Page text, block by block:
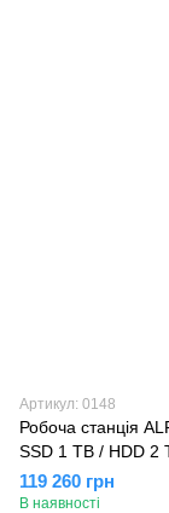
Артикул: 0148
Робоча станція
SSD 1 TB / HDD 2
119 260 грн
В наявності